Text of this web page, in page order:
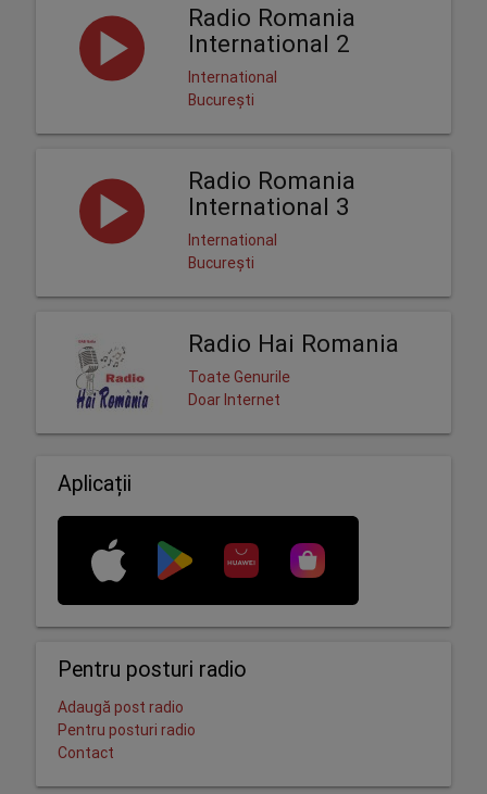
Radio Romania
International 2
International
București
Radio Romania
International 3
International
București
Radio Hai Romania
Toate Genurile
Doar Internet
Aplicații
Pentru posturi radio
Adaugă post radio
Pentru posturi radio
Contact